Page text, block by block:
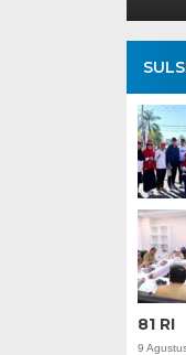
81 RI
9